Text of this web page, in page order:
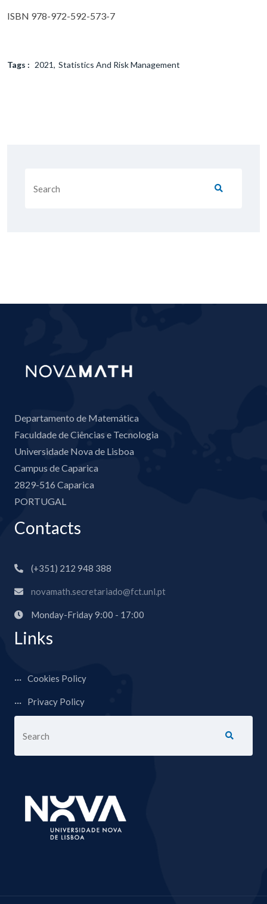
ISBN 978-972-592-573-7
Tags : 2021 Statistics And Risk Management
Departamento de Matemática
Faculdade de Ciências e Tecnologia
Universidade Nova de Lisboa
Campus de Caparica
2829-516 Caparica
PORTUGAL
Contacts
(+351) 212 948 388
novamath.secretariado@fct.unl.pt
Monday-Friday 9:00 - 17:00
Links
Cookies Policy
Privacy Policy